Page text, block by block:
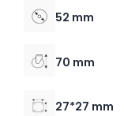
52 mm
70 mm
27*27 mm